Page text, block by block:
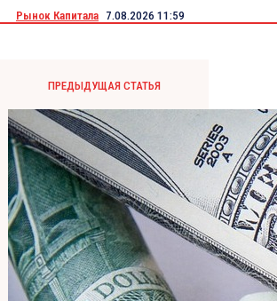
Рынок Капитала 7.08.2026 11:59
ПРЕДЫДУЩАЯ СТАТЬЯ